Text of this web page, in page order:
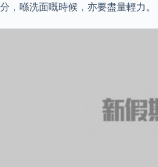
分，喺洗面嘅時候，亦要盡量輕力。